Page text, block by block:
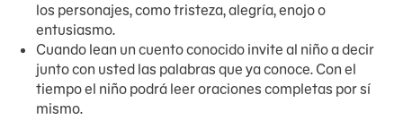
los personajes, como tristeza, alegría, enojo o
entusiasmo.
Cuando lean un cuento conocido invite al niño a decir
junto con usted las palabras que ya conoce. Con el
tiempo el niño podrá leer oraciones completas por sí
mismo.